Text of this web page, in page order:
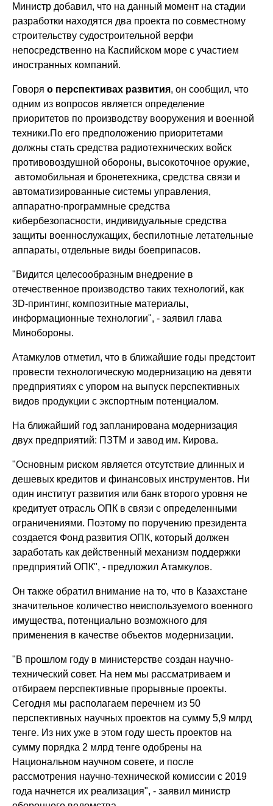
Министр добавил, что на данный момент на стадии
разработки находятся два проекта по совместному
строительству судостроительной верфи
непосредственно на Каспийском море с участием
иностранных компаний.
Говоря о перспективах развития, он сообщил, что
одним из вопросов является определение
приоритетов по производству вооружения и военной
техники.По его предположению приоритетами
должны стать средства радиотехнических войск
противовоздушной обороны, высокоточное оружие,
автомобильная и бронетехника, средства связи и
автоматизированные системы управления,
аппаратно-программные средства
кибербезопасности, индивидуальные средства
защиты военнослужащих, беспилотные летательные
аппараты, отдельные виды боеприпасов.
"Видится целесообразным внедрение в
отечественное производство таких технологий, как
3D-принтинг, композитные материалы,
информационные технологии", - заявил глава
Минобороны.
Атамкулов отметил, что в ближайшие годы предстоит
провести технологическую модернизацию на девяти
предприятиях с упором на выпуск перспективных
видов продукции с экспортным потенциалом.
На ближайший год запланирована модернизация
двух предприятий: ПЗТМ и завод им. Кирова.
"Основным риском является отсутствие длинных и
дешевых кредитов и финансовых инструментов. Ни
один институт развития или банк второго уровня не
кредитует отрасль ОПК в связи с определенными
ограничениями. Поэтому по поручению президента
создается Фонд развития ОПК, который должен
заработать как действенный механизм поддержки
предприятий ОПК", - предложил Атамкулов.
Он также обратил внимание на то, что в Казахстане
значительное количество неиспользуемого военного
имущества, потенциально возможного для
применения в качестве объектов модернизации.
"В прошлом году в министерстве создан научно-
технический совет. На нем мы рассматриваем и
отбираем перспективные прорывные проекты.
Сегодня мы располагаем перечнем из 50
перспективных научных проектов на сумму 5,9 млрд
тенге. Из них уже в этом году шесть проектов на
сумму порядка 2 млрд тенге одобрены на
Национальном научном совете, и после
рассмотрения научно-технической комиссии с 2019
года начнется их реализация", - заявил министр